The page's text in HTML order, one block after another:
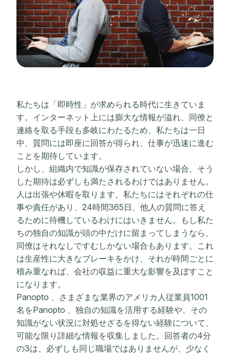
私たちは「即時性」が求められる時代に生きていま
す。インターネット上には膨大な情報が溢れ、同僚と
連絡を取る手段も多岐にわたるため、私たちは一日
中、質問には即座に回答が得られ、仕事が迅速に進む
ことを期待しています。
しかし、組織内で知識が保存されていない場合、そう
した期待は必ずしも満たされるわけではありません。
人は出張や休暇を取ります。私たちにはそれぞれの仕
事や責任があり、24時間365日、他人の質問に答え
るために待機しているわけにはいきません。もし私た
ちの独自の知識が頭の中だけに留まってしまうなら、
同僚はそれなしですむしかない場合もあります。これ
は生産性に大きなブレーキをかけ、それが時間ごとに
積み重なれば、会社の収益に重大な影響を及ぼすこと
になります。
Panopto 、さまざまな業界のアメリカ人従業員1001
名をPanopto 、独自の知識を活用する経験や、その
知識がない状況に対処せざるを得ない経験について、
可能な限り詳細な情報を収集しました。回答者の4分
の3は、必ずしも同じ職場ではありませんが、少なく